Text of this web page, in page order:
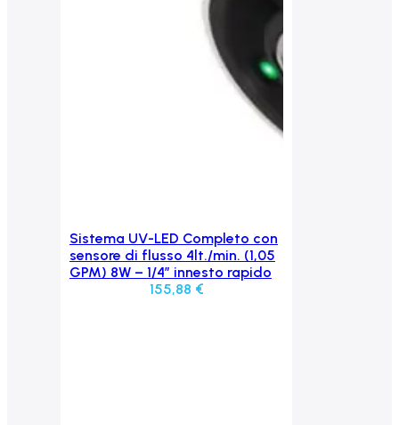
Aggiungi al carrello
Sistema UV-LED Completo con
sensore di flusso 4lt./min. (1,05
GPM) 8W – 1/4″ innesto rapido
155,88 €